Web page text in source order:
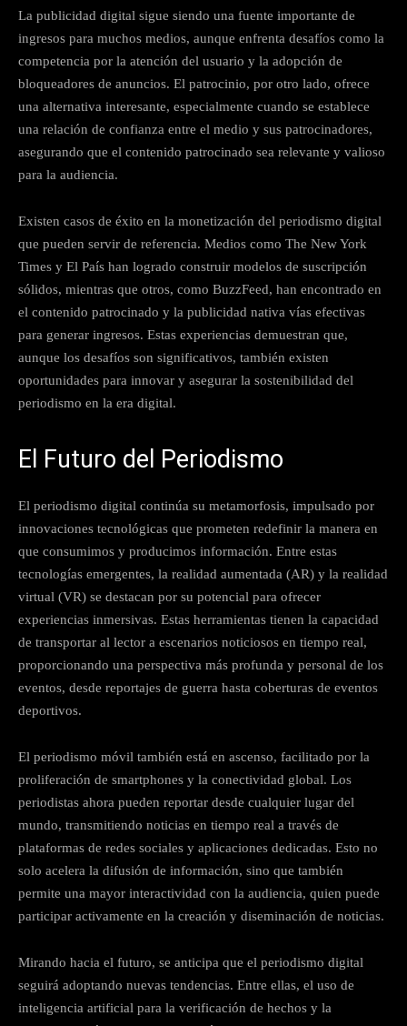
La publicidad digital sigue siendo una fuente importante de
ingresos para muchos medios, aunque enfrenta desafíos como la
competencia por la atención del usuario y la adopción de
bloqueadores de anuncios. El patrocinio, por otro lado, ofrece
una alternativa interesante, especialmente cuando se establece
una relación de confianza entre el medio y sus patrocinadores,
asegurando que el contenido patrocinado sea relevante y valioso
para la audiencia.
Existen casos de éxito en la monetización del periodismo digital
que pueden servir de referencia. Medios como The New York
Times y El País han logrado construir modelos de suscripción
sólidos, mientras que otros, como BuzzFeed, han encontrado en
el contenido patrocinado y la publicidad nativa vías efectivas
para generar ingresos. Estas experiencias demuestran que,
aunque los desafíos son significativos, también existen
oportunidades para innovar y asegurar la sostenibilidad del
periodismo en la era digital.
El Futuro del Periodismo
El periodismo digital continúa su metamorfosis, impulsado por
innovaciones tecnológicas que prometen redefinir la manera en
que consumimos y producimos información. Entre estas
tecnologías emergentes, la realidad aumentada (AR) y la realidad
virtual (VR) se destacan por su potencial para ofrecer
experiencias inmersivas. Estas herramientas tienen la capacidad
de transportar al lector a escenarios noticiosos en tiempo real,
proporcionando una perspectiva más profunda y personal de los
eventos, desde reportajes de guerra hasta coberturas de eventos
deportivos.
El periodismo móvil también está en ascenso, facilitado por la
proliferación de smartphones y la conectividad global. Los
periodistas ahora pueden reportar desde cualquier lugar del
mundo, transmitiendo noticias en tiempo real a través de
plataformas de redes sociales y aplicaciones dedicadas. Esto no
solo acelera la difusión de información, sino que también
permite una mayor interactividad con la audiencia, quien puede
participar activamente en la creación y diseminación de noticias.
Mirando hacia el futuro, se anticipa que el periodismo digital
seguirá adoptando nuevas tendencias. Entre ellas, el uso de
inteligencia artificial para la verificación de hechos y la